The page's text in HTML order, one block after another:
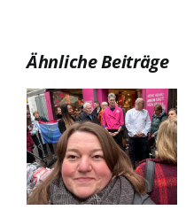
Ähnliche Beiträge
Zusammen 140
Jahre –
Jubilarehrung!